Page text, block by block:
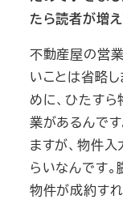
たら読者が増
不動産屋の営
いことは省略
めに、ひたす
業があるんで
ますが、物件
らいなんです
物件が成約す